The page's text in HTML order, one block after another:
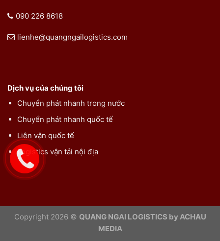
090 226 8618
lienhe@quangngailogistics.com
Dịch vụ của chúng tôi
Chuyển phát nhanh trong nước
Chuyển phát nhanh quốc tế
Liên vận quốc tế
Logistics vận tải nội địa
Copyright 2026 © QUANG NGAI LOGISTICS by ACHAU
MEDIA